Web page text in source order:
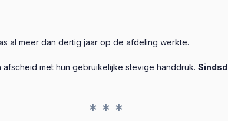
al meer dan dertig jaar op de afdeling werkte.
met hun gebruikelijke stevige handdruk.
* * *